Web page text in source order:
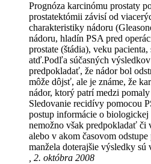
Prognóza karcinómu prostaty
prostatektómii závisí od
charakteristiky nádoru
nádoru, hladín PSA pred
prostate (štádia), veku
atď.Podľa súčasných
predpokladať, že nádor bol
môže dôjsť, ale je známe, že
nádor, ktorý patrí medzi
Sledovanie recidívy pomocou
postup informácie o biologickej
nemožno však predpokladať či
alebo v akom časovom
manžela doterajšie výsledky sú
, 2. októbra 2008